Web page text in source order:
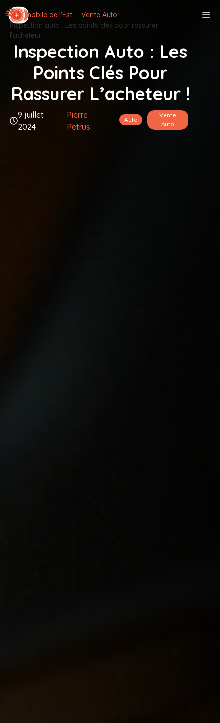
Aller
au
contenu
Automobile de l'Est
Vente Auto
Inspection auto : Les points clés pour rassurer
l’acheteur !
Inspection Auto : Les
Points Clés Pour
Rassurer L’acheteur !
9 juillet
2024
Pierre
Petrus
Auto
Vente
Auto